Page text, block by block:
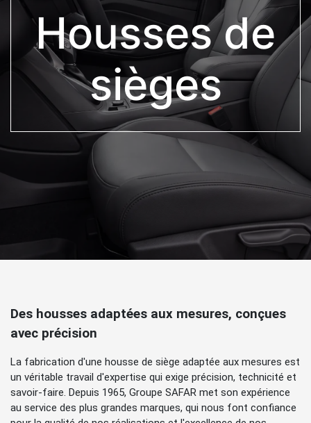
Housses de
sièges
Des housses adaptées aux mesures, conçues
avec précision
La fabrication d'une housse de siège adaptée aux mesures est
un véritable travail d'expertise qui exige précision, technicité et
savoir-faire. Depuis 1965, Groupe SAFAR met son expérience
au service des plus grandes marques, qui nous font confiance